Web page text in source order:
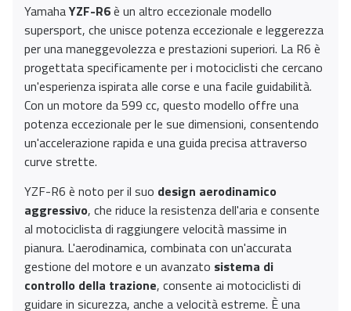
YamahaYZF-R6è un altro eccezionale modello
supersport, che unisce potenza eccezionale e leggerezza
per una maneggevolezza e prestazioni superiori. La R6 è
progettata specificamente per i motociclisti che cercano
un'esperienza ispirata alle corse e una facile guidabilità.
Con un motore da 599 cc, questo modello offre una
potenza eccezionale per le sue dimensioni, consentendo
un'accelerazione rapida e una guida precisa attraverso
curve strette.
YZF-R6 è noto per il suo design aerodinamico
aggressivo, che riduce la resistenza dell'aria e consente
al motociclista di raggiungere velocità massime in
pianura. L'aerodinamica, combinata con un'accurata
gestione del motore e un avanzato sistema di
controllo della trazione, consente ai motociclisti di
guidare in sicurezza, anche a velocità estreme. È una